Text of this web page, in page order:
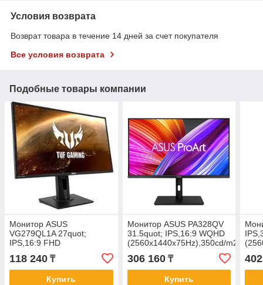
Условия возврата
Возврат товара в течение 14 дней за счет покупателя
Все условия возврата
Подобные товары компании
Монитор ASUS
VG279QL1A 27quot;
IPS,16:9 FHD
(1920x1080x165Hz),
400cd/m2,1000:1,178/178,1ms,2HDMI,DP,
Sp2W,USB
118 240 ₸
Купить
Монитор ASUS PA328QV
31.5quot; IPS,16:9 WQHD
(2560x1440x75Hz),350cd/
306 160₸
Купить